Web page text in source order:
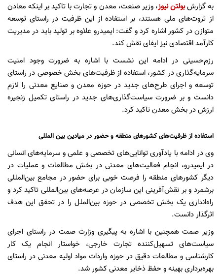
به گزارشبولتن نیوز، وزیر صنعت، معدن و تجارت با تاکید بر اینکه معادن
از ثروت‌های ملی هستند، بر استفاده از این ظرفیت در راستای توسعه
متوازن در کشور اشاره کرد و گفت: ایمیدرو علاوه بر تولید باید در مدیریت
کارآمد اقتصادی نیز ایفای نقش کند.
رزم‌حسینی در ادامه این نشست با اشاره به ضرورت وجود امنیت
سرمایه‌گذاری در کشور، استفاده از ظرفیت‌های بخش خصوصی در راستای
توسعه و اجرای طرح‌های جدید در حوزه معدن و صنایع معدنی را لازم
دانست و بر ضرورت سیاست‌گذاری‌های جدید در راستای تکمیل زنجیره
ارزش در بخش معدن تاکید کرد.
استفاده از ظرفیت‌های کشورهای منطقه و حضور در میادین بین المللی
وی در ادامه با یادآوری توانایی‌‌های تخصصی و علمی و سرمایه‌های انسانی
در ایمیدرو، انجام فعالیت‌های معدنی در بخش مطالعات و عملیات در
دیگر کشورهای منطقه را فرصت خوبی برای حضور در مجامع بین‌المللی
برشمرد و بر نقش‌آفرینی این سازمان در عرصه‌های بین‌المللی تاکید کرد و
راه‌اندازی یک بخش تخصصی در حوزه بین‌الملل را در تحقق این هدف
اثرگذار دانست.
وزیر صمت همچنین با اشاره به پیگیری وزارت صمت در راستای اجرای
سیاست‌های تسهیل‌کننده تجارت خارجی، خواستار انجام یک کار
کارشناسی و مطالعات دقیق در حوزه واردات مواد اولیه معدنی در راستای
بهره‌برداری بهینه و حفظ ذخایر معدنی کشور شد.